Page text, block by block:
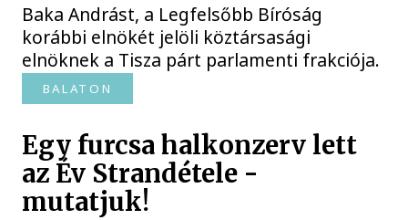
Baka Andrást, a Legfelsőbb Bíróság
korábbi elnökét jelöli köztársasági
elnöknek a Tisza párt parlamenti frakciója.
BALATON
Egy furcsa halkonzerv lett
az Év Strandétele -
mutatjuk!